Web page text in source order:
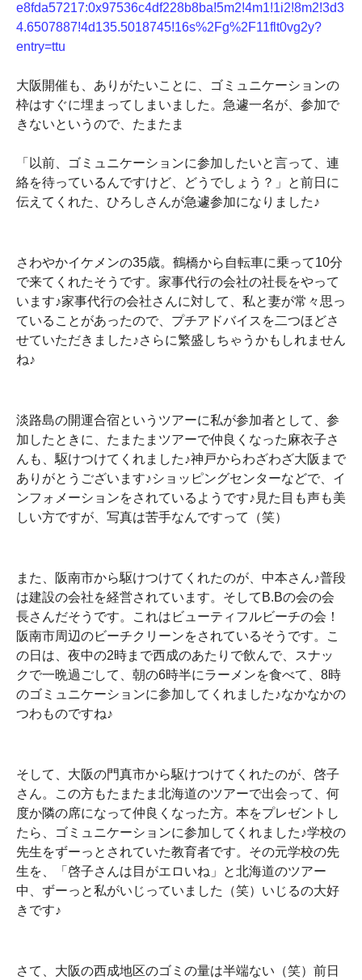
e8fda57217:0x97536c4df228b8ba!5m2!4m1!1i2!8m2!3d3
4.6507887!4d135.5018745!16s%2Fg%2F11flt0vg2y?
entry=ttu
大阪開催も、ありがたいことに、ゴミュニケーションの
枠はすぐに埋まってしまいました。急遽一名が、参加で
きないというので、たまたま
「以前、ゴミュニケーションに参加したいと言って、連
絡を待っているんですけど、どうでしょう？」と前日に
伝えてくれた、ひろしさんが急遽参加になりました♪
さわやかイケメンの35歳。鶴橋から自転車に乗って10分
で来てくれたそうです。家事代行の会社の社長をやって
います♪家事代行の会社さんに対して、私と妻が常々思っ
ていることがあったので、プチアドバイスを二つほどさ
せていただきました♪さらに繁盛しちゃうかもしれません
ね♪
淡路島の開運合宿というツアーに私が参加者として、参
加したときに、たまたまツアーで仲良くなった麻衣子さ
んも、駆けつけてくれました♪神戸からわざわざ大阪まで
ありがとうございます♪ショッピングセンターなどで、イ
ンフォメーションをされているようです♪見た目も声も美
しい方ですが、写真は苦手なんですって（笑）
また、阪南市から駆けつけてくれたのが、中本さん♪普段
は建設の会社を経営されています。そしてB.Bの会の会
長さんだそうです。これはビューティフルビーチの会！
阪南市周辺のビーチクリーンをされているそうです。こ
の日は、夜中の2時まで西成のあたりで飲んで、スナッ
クで一晩過ごして、朝の6時半にラーメンを食べて、8時
のゴミュニケーションに参加してくれました♪なかなかの
つわものですね♪
そして、大阪の門真市から駆けつけてくれたのが、啓子
さん。この方もたまたま北海道のツアーで出会って、何
度か隣の席になって仲良くなった方。本をプレゼントし
たら、ゴミュニケーションに参加してくれました♪学校の
先生をずーっとされていた教育者です。その元学校の先
生を、「啓子さんは目がエロいね」と北海道のツアー
中、ずーっと私がいじっていました（笑）いじるの大好
きです♪
さて、大阪の西成地区のゴミの量は半端ない（笑）前日